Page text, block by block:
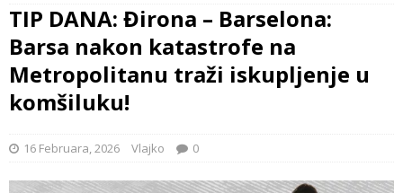
TIP DANA: Đirona – Barselona:
Barsa nakon katastrofe na
Metropolitanu traži iskupljenje u
komšiluku!
16 Februara, 2026 Vlajko 0